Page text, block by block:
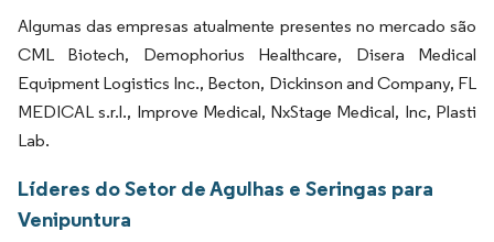
Algumas das empresas atualmente presentes no mercado são
CML Biotech, Demophorius Healthcare, Disera Medical
Equipment Logistics Inc., Becton, Dickinson and Company, FL
MEDICAL s.r.l., Improve Medical, NxStage Medical, Inc, Plasti
Lab.
Líderes do Setor de Agulhas e Seringas para
Venipuntura